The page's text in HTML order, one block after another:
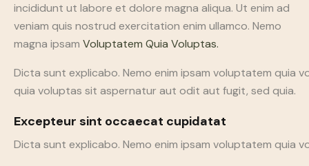
incididunt ut labore et dolore magna aliqua. Ut enim ad
veniam quis nostrud exercitation enim ullamco. Nemo
magna ipsam Voluptatem Quia Voluptas.
Dicta sunt explicabo. Nemo enim ipsam voluptatem quia
quia voluptas sit aspernatur aut odit aut fugit, sed quia.
Excepteur sint occaecat cupidatat
Dicta sunt explicabo. Nemo enim ipsam voluptatem quia